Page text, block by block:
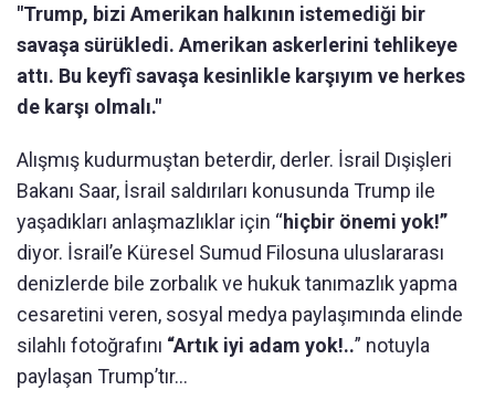
"Trump, bizi Amerikan halkının istemediği bir
savaşa sürükledi. Amerikan askerlerini tehlikeye
attı. Bu keyfî savaşa kesinlikle karşıyım ve herkes
de karşı olmalı."
Alışmış kudurmuştan beterdir, derler. İsrail Dışişleri
Bakanı Saar, İsrail saldırıları konusunda Trump ile
yaşadıkları anlaşmazlıklar için “hiçbir önemi yok!”
diyor. İsrail’e Küresel Sumud Filosuna uluslararası
denizlerde bile zorbalık ve hukuk tanımazlık yapma
cesaretini veren, sosyal medya paylaşımında elinde
silahlı fotoğrafını “Artık iyi adam yok!..” notuyla
paylaşan Trump’tır…